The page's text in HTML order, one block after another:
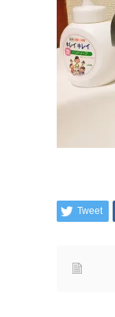
Tweet